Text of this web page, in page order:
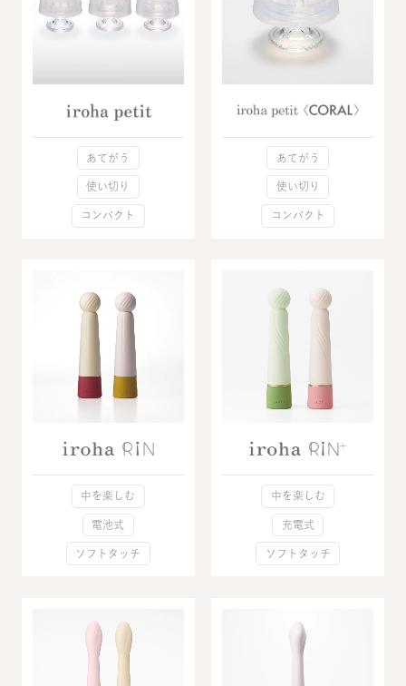
あてがう
使い切り
コンパクト
あてがう
使い切り
コンパクト
中を楽しむ
電池式
ソフトタッチ
中を楽しむ
充電式
ソフトタッチ